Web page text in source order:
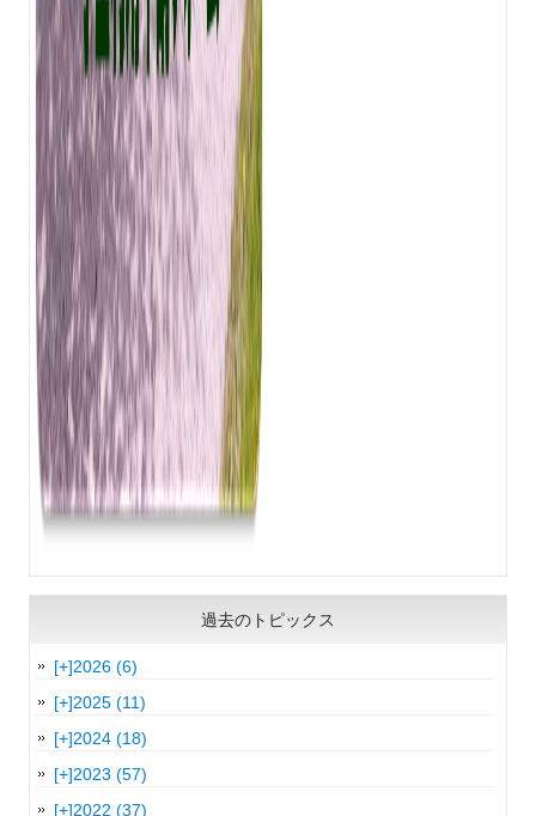
過去のトピックス
[+]2026 (6)
[+]2025 (11)
[+]2024 (18)
[+]2023 (57)
[+]2022 (37)